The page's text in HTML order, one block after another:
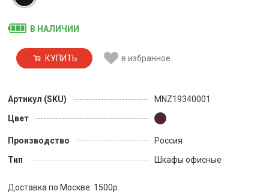
В НАЛИЧИИ
КУПИТЬ в избранное
Артикул (SKU)
MNZ19340001
Цвет
Производство
Россия
Тип
Шкафы офисные
Доставка по Москве: 1500р.